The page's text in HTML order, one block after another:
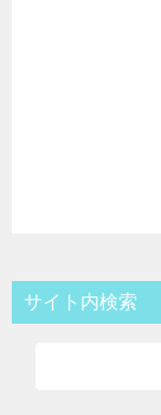
サイト内検索